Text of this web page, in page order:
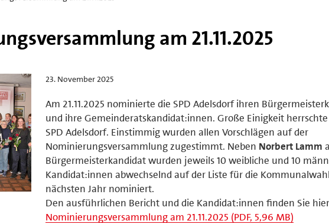
am 21.11.2025
23. November 2025
Am 21.11.2025 nominierte die SPD Adelsdorf ihren
und ihre Gemeinderatskandidat:innen. Große Einigkeit
SPD Adelsdorf. Einstimmig wurden allen Vorschlägen auf der
Nominierungsversammlung zugestimmt. Neben Norbert Lamm
Bürgermeisterkandidat wurden jeweils 10 weibliche und 10
Kandidat:innen abwechselnd auf der Liste für die
nächsten Jahr nominiert.
Den ausführlichen Bericht und die Kandidat:innen finden Sie
Nominierungsversammlung am 21.11.2025 (PDF, 5,96 MB)